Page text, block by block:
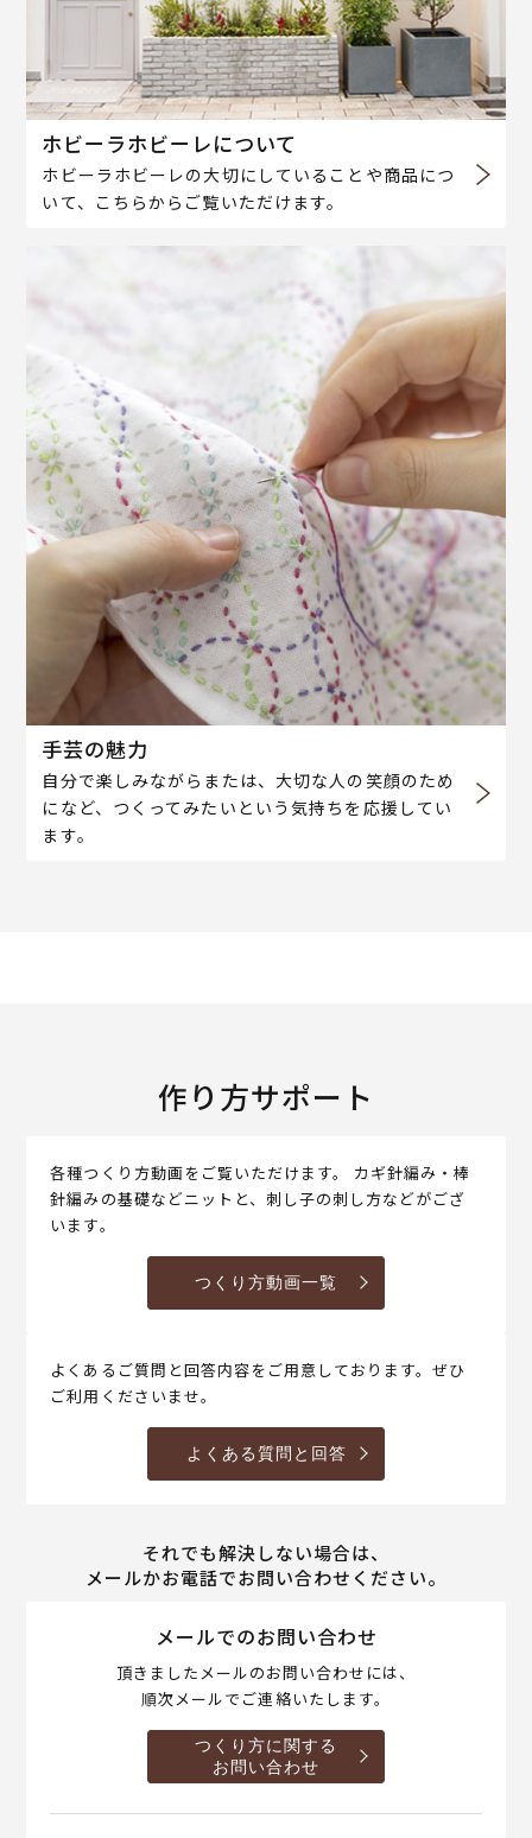
ホビーラホビーレについて
ホビーラホビーレの大切にしていることや商品につ
いて、こちらからご覧いただけます。
手芸の魅力
自分で楽しみながらまたは、大切な人の笑顔のため
になど、つくってみたいという気持ちを応援してい
ます。
作り方サポート
各種つくり方動画をご覧いただけます。 カギ針編み・棒
針編みの基礎などニットと、刺し子の刺し方などがござ
います。
つくり方動画一覧
よくあるご質問と回答内容をご用意しております。ぜひ
ご利用くださいませ。
よくある質問と回答
それでも解決しない場合は、
メールかお電話でお問い合わせください。
メールでのお問い合わせ
頂きましたメールのお問い合わせには、
順次メールでご連絡いたします。
つくり方に関する
お問い合わせ